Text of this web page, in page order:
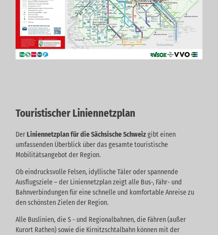
Touristischer Liniennetzplan
DerLiniennetzplan für die Sächsische Schweizgibt einen
umfassenden Überblick über das gesamte touristische
Mobilitätsangebot der Region.
Ob eindrucksvolle Felsen, idyllische Täler oder spannende
Ausflugsziele – der Liniennetzplan zeigt alle Bus-, Fähr- und
Bahnverbindungen für eine schnelle und komfortable Anreise zu
den schönsten Zielen der Region.
Alle Buslinien, die S - und Regionalbahnen, die Fähren (außer
Kurort Rathen) sowie die Kirnitzschtalbahn können mit der